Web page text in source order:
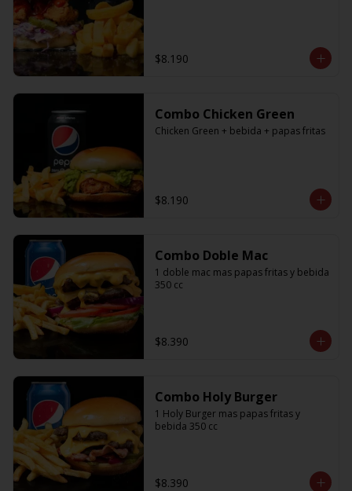
$8.190
Combo Chicken Green
Chicken Green + bebida + papas fritas
$8.190
Combo Doble Mac
1 doble mac mas papas fritas y bebida
350 cc
$8.390
Combo Holy Burger
1 Holy Burger mas papas fritas y
bebida 350 cc
$8.390